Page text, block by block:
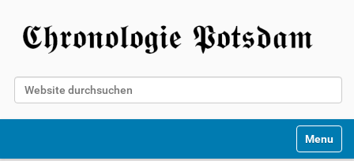
Website durchsuchen
Toggle